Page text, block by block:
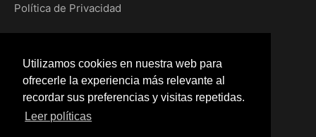
Utilizamos cookies en nuestra web para
ofrecerle la experiencia más relevante al
recordar sus preferencias y visitas repetidas.
Leer políticas
Política de Privacidad
Inicio
Blog
Tienda